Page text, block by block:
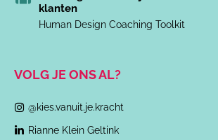
klanten
Human Design Coaching Toolkit
VOLG JE ONS AL?
@kies.vanuit.je.kracht
Rianne Klein Geltink